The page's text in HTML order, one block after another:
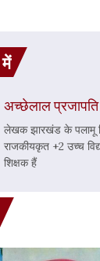
अच्छेलाल प्रजापति
लेखक झारखंड के पलामू
राजकीयकृत +2 उच्च
शिक्षक हैं